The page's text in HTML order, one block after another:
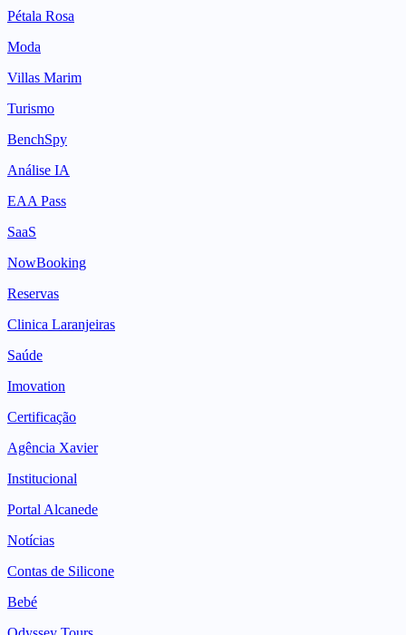
Pétala Rosa
Moda
Villas Marim
Turismo
BenchSpy
Análise IA
EAA Pass
SaaS
NowBooking
Reservas
Clinica Laranjeiras
Saúde
Imovation
Certificação
Agência Xavier
Institucional
Portal Alcanede
Notícias
Contas de Silicone
Bebé